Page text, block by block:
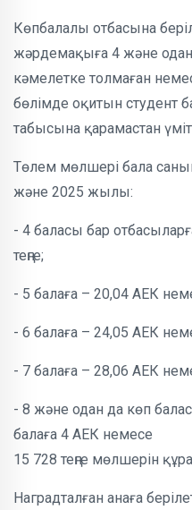
Көпбалалы отбасына
жәрдемақыға 4 және одан
кәмелетке толмаған
бөлімде оқитын студент
табысына қарамастан
Төлем мөлшері бала
және 2025 жылы:
- 4 баласы бар
теңге;
- 5 балаға – 20,04 АЕК
- 6 балаға – 24,05 АЕК
- 7 балаға – 28,06 АЕК
- 8 және одан да көп
балаға 4 АЕК немесе
15 728 теңге мөлшерін
Наградталған анаға